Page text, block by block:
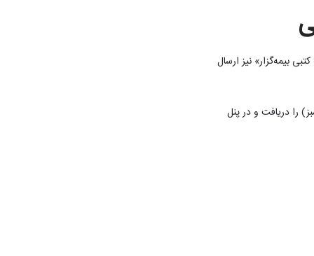
بیمه‌گزار» نیز ارسال
را دریافت و در پنل